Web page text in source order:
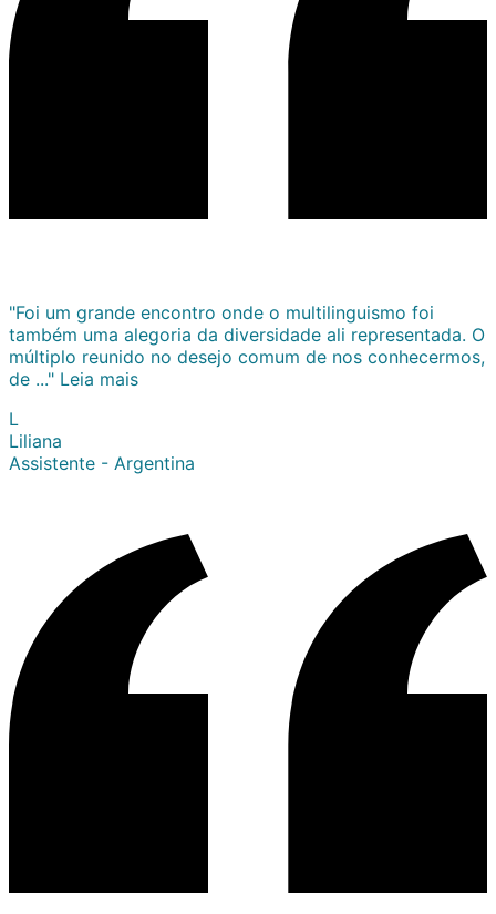
"Foi um grande encontro onde o multilinguismo foi
também uma alegoria da diversidade ali representada. O
múltiplo reunido no desejo comum de nos conhecermos,
de ..." Leia mais
L
Liliana
Assistente - Argentina